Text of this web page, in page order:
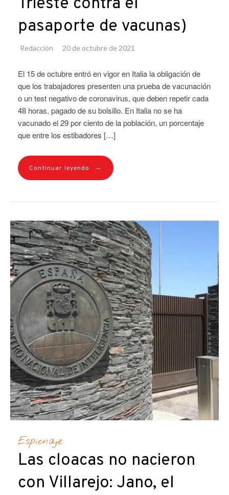
Trieste contra el
pasaporte de vacunas)
Redacción 20 de octubre de 2021
El 15 de octubre entró en vigor en Italia la obligación de
que los trabajadores presenten una prueba de vacunación
o un test negativo de coronavirus, que deben repetir cada
48 horas, pagado de su bolsillo. En Italia no se ha
vacunado el 29 por ciento de la población, un porcentaje
que entre los estibadores […]
Continuar leyendo →
Espionaje
Las cloacas no nacieron
con Villarejo: Jano, el